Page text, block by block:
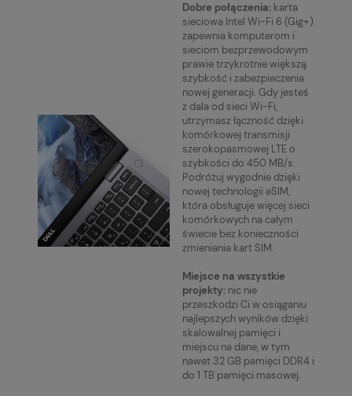
Dobre połączenia: karta
sieciowa Intel Wi-Fi 6 (Gig+)
zapewnia komputerom i
sieciom bezprzewodowym
prawie trzykrotnie większą
szybkość i zabezpieczenia
nowej generacji. Gdy jesteś
z dala od sieci Wi-Fi,
utrzymasz łączność dzięki
komórkowej transmisji
szerokopasmowej LTE o
szybkości do 450 MB/s.
Podróżuj wygodnie dzięki
nowej technologii eSIM,
która obsługuje więcej sieci
komórkowych na całym
świecie bez konieczności
zmieniania kart SIM.
Miejsce na wszystkie
projekty: nic nie
przeszkodzi Ci w osiąganiu
najlepszych wyników dzięki
skalowalnej pamięci i
miejscu na dane, w tym
nawet 32 GB pamięci DDR4 i
do 1 TB pamięci masowej.